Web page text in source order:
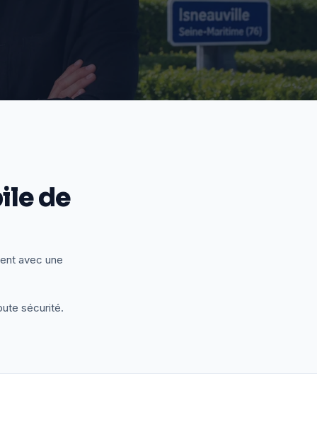
de
avec une
sécurité.